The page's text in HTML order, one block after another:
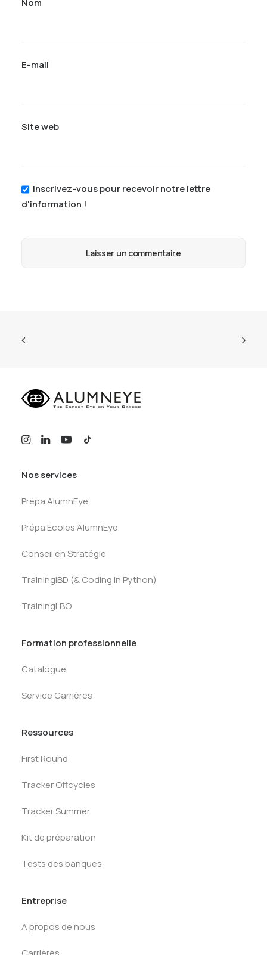
Nom
E-mail
Site web
Inscrivez-vous pour recevoir notre lettre
d'information !
Nos services
Prépa AlumnEye
Prépa Ecoles AlumnEye
Conseil en Stratégie
TrainingIBD (& Coding in Python)
TrainingLBO
Formation professionnelle
Catalogue
Service Carrières
Ressources
First Round
Tracker Offcycles
Tracker Summer
Kit de préparation
Tests des banques
Entreprise
A propos de nous